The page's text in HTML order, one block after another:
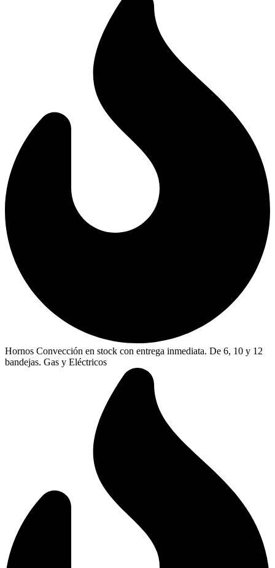
Hornos Convección en stock con entrega inmediata. De 6, 10 y 12
bandejas. Gas y Eléctricos